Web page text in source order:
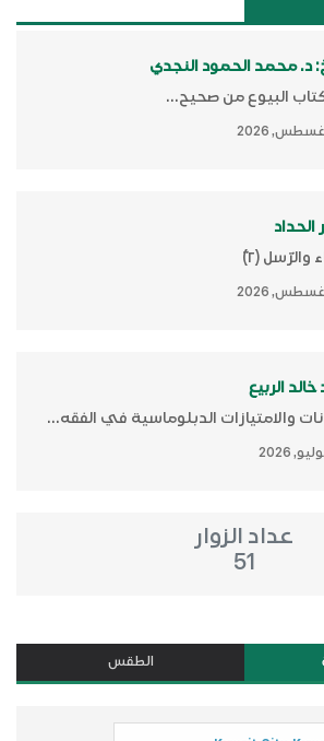
د. محمد الحمود النجدي
البيوع من صحيح...
الحداد
والرّسل (٢)ّ
الربيع
والامتيازات الدبلوماسية في الفقه...
عداد الزوار
51
الطقس